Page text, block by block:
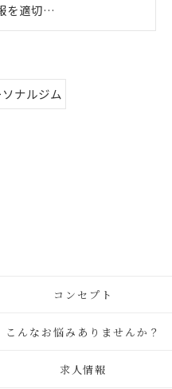
を適切…
ナルジム
コンセプト
こんなお悩みありませんか？
求人情報